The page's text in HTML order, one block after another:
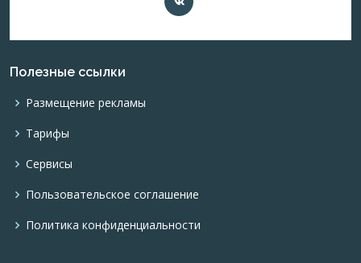
Полезные ссылки
Размещение рекламы
Тарифы
Сервисы
Пользовательское соглашение
Политика конфиденциальности